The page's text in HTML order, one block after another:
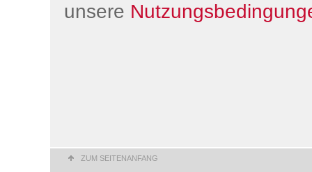
unsere
ZUM SEITENANFANG